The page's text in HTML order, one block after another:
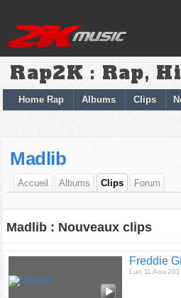
Rap2K : Rap,
Home Rap Albums Clips
Madlib
Accueil Albums Clips Forum
Madlib : Nouveaux clips
Freddie
Lun 11 Aou